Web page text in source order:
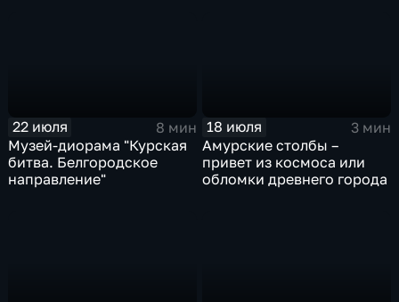
22 июля
8 мин
Музей-диорама "Курская
битва. Белгородское
направление"
18 июля
3 мин
Амурские столбы –
привет из космоса или
обломки древнего города